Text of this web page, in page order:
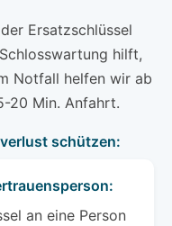
Ersatzschlüssel
hilft,
Notfall helfen wir ab
20 Min. Anfahrt.
schützen:
an eine Person